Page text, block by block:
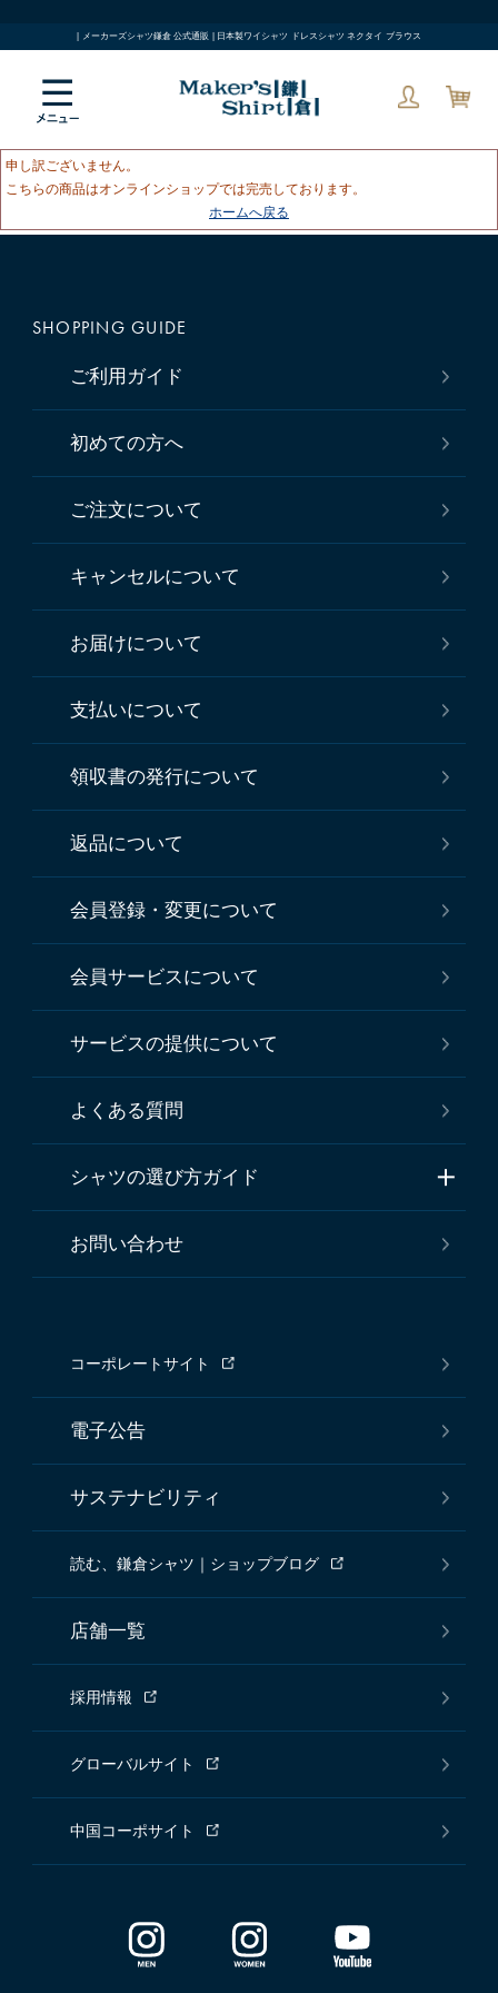
| メーカーズシャツ鎌倉 公式通販 | 日本製ワイシャツ ドレスシャツ ネクタイ ブラウス
申し訳ございません。
こちらの商品はオンラインショップでは完売しております。
ホームへ戻る
SHOPPING GUIDE
ご利用ガイド
初めての方へ
ご注文について
キャンセルについて
お届けについて
支払いについて
領収書の発行について
返品について
会員登録・変更について
会員サービスについて
サービスの提供について
よくある質問
シャツの選び方ガイド
お問い合わせ
コーポレートサイト
電子公告
サステナビリティ
読む、鎌倉シャツ｜ショップブログ
店舗一覧
採用情報
グローバルサイト
中国コーポサイト